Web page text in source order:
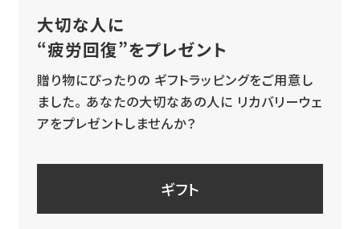
大切な人に
“疲労回復”をプレゼント
贈り物にぴったりの ギフトラッピングをご用意し
ました。 あなたの大切なあの人に リカバリーウェ
アをプレゼントしませんか？
ギフト